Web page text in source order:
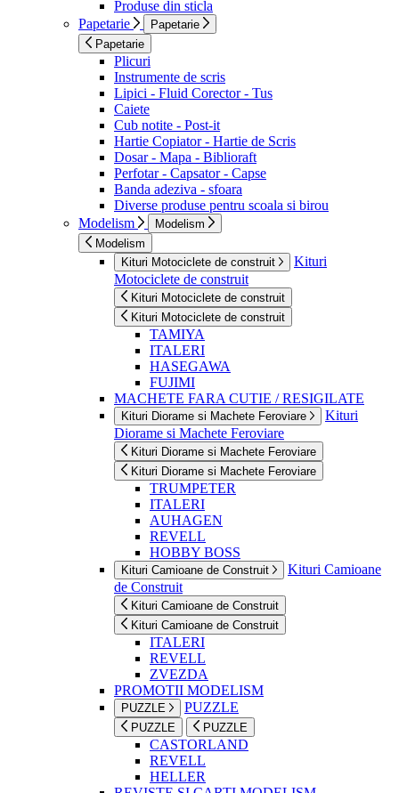
Produse din sticla
Papetarie
Papetarie
Papetarie
Plicuri
Instrumente de scris
Lipici - Fluid Corector - Tus
Caiete
Cub notite - Post-it
Hartie Copiator - Hartie de Scris
Dosar - Mapa - Biblioraft
Perfotar - Capsator - Capse
Banda adeziva - sfoara
Diverse produse pentru scoala si birou
Modelism
Modelism
Modelism
Kituri Motociclete de construit
Kituri
Motociclete de construit
Kituri Motociclete de construit
Kituri Motociclete de construit
TAMIYA
ITALERI
HASEGAWA
FUJIMI
MACHETE FARA CUTIE / RESIGILATE
Kituri Diorame si Machete Feroviare
Kituri
Diorame si Machete Feroviare
Kituri Diorame si Machete Feroviare
Kituri Diorame si Machete Feroviare
TRUMPETER
ITALERI
AUHAGEN
REVELL
HOBBY BOSS
Kituri Camioane de Construit
Kituri Camioane
de Construit
Kituri Camioane de Construit
Kituri Camioane de Construit
ITALERI
REVELL
ZVEZDA
PROMOTII MODELISM
PUZZLE PUZZLE
PUZZLE PUZZLE
CASTORLAND
REVELL
HELLER